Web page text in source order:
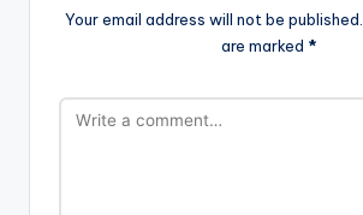
Your email address will not be published.
are marked *